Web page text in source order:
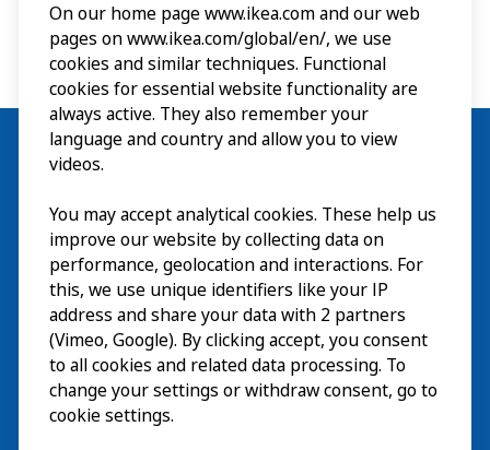
Wizyta
Odkrywaj
Bieżące wydarzeniaEN
O nasEN
On our home page www.ikea.com and our web
pages on www.ikea.com/global/en/, we use
cookies and similar techniques. Functional
cookies for essential website functionality are
always active. They also remember your
language and country and allow you to view
videos.
You may accept analytical cookies. These help us
improve our website by collecting data on
performance, geolocation and interactions. For
this, we use unique identifiers like your IP
address and share your data with 2 partners
(Vimeo, Google). By clicking accept, you consent
to all cookies and related data processing. To
change your settings or withdraw consent, go to
cookie settings.